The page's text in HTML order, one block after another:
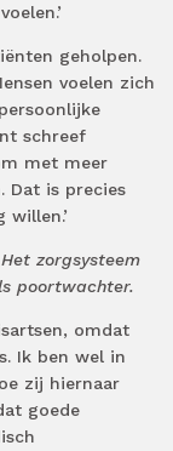
geholpen.
voelen zich
schreef
met meer
Dat is precies
zorgsysteem
poortwachter.
omdat
Ik ben wel in
zij hiernaar
goede